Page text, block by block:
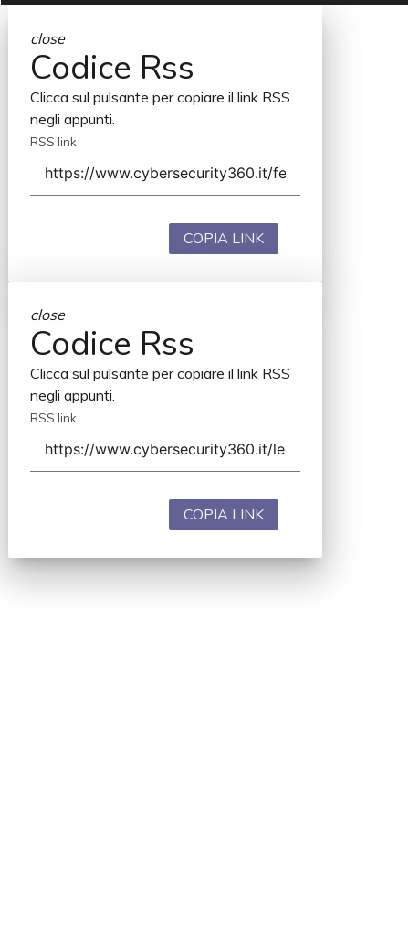
close
Codice Rss
Clicca sul pulsante per copiare il link RSS
negli appunti.
RSS link
COPIA LINK
close
Codice Rss
Clicca sul pulsante per copiare il link RSS
negli appunti.
RSS link
COPIA LINK